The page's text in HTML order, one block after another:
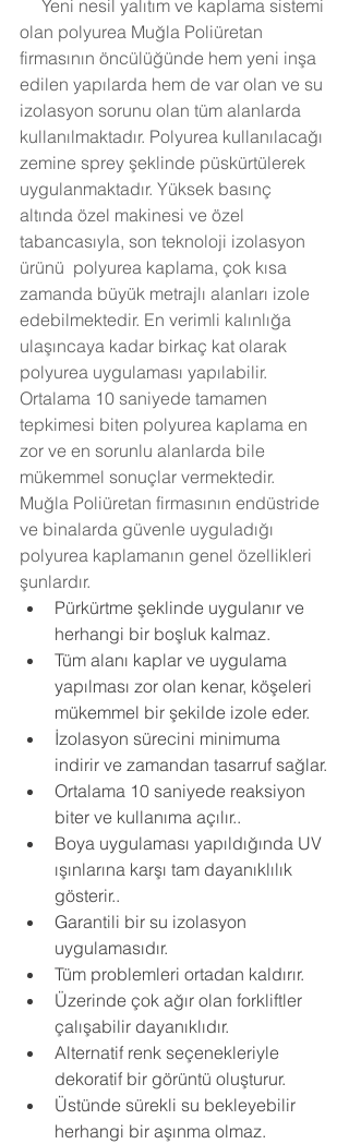
olan polyurea Muğla Poliüretan
firmasının öncülüğünde hem yeni inşa
edilen yapılarda hem de var olan ve su
izolasyon sorunu olan tüm alanlarda
kullanılmaktadır. Polyurea kullanılacağı
zemine sprey şeklinde püskürtülerek
uygulanmaktadır. Yüksek basınç
altında özel makinesi ve özel
tabancasıyla, son teknoloji izolasyon
ürünü  polyurea kaplama, çok kısa
zamanda büyük metrajlı alanları izole
edebilmektedir. En verimli kalınlığa
ulaşıncaya kadar birkaç kat olarak
polyurea uygulaması yapılabilir.
Ortalama 10 saniyede tamamen
tepkimesi biten polyurea kaplama en
zor ve en sorunlu alanlarda bile
mükemmel sonuçlar vermektedir.
Muğla Poliüretan firmasının endüstride
ve binalarda güvenle uyguladığı
polyurea kaplamanın genel özellikleri
şunlardır.
Pürkürtme şeklinde uygulanır ve
herhangi bir boşluk kalmaz.
Tüm alanı kaplar ve uygulama
yapılması zor olan kenar, köşeleri
mükemmel bir şekilde izole eder.
İzolasyon sürecini minimuma
indirir ve zamandan tasarruf sağlar.
Ortalama 10 saniyede reaksiyon
biter ve kullanıma açılır..
Boya uygulaması yapıldığında UV
ışınlarına karşı tam dayanıklılık
gösterir..
Garantili bir su izolasyon
uygulamasıdır.
Tüm problemleri ortadan kaldırır.
Üzerinde çok ağır olan forkliftler
çalışabilir dayanıklıdır.
Alternatif renk seçenekleriyle
dekoratif bir görüntü oluşturur.
Üstünde sürekli su bekleyebilir
herhangi bir aşınma olmaz.